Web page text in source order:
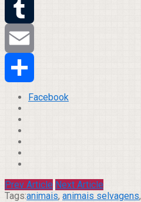
Twitter
Tumblr
Email
Compartilhar
Facebook
Prev Article Next Article
Tags:animais, animais selvagens,